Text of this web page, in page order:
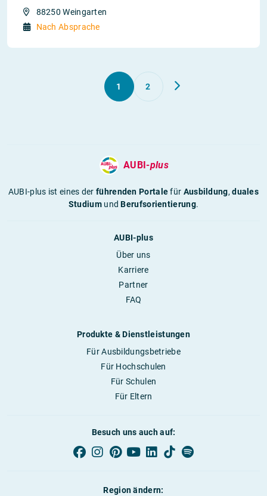
88250 Weingarten
Nach Absprache
1 2
AUBI-plus
AUBI-plus ist eines derführenden Portalefür Ausbildung,duales
StudiumundBerufsorientierung.
AUBI-plus
Über uns
Karriere
Partner
FAQ
Produkte & Dienstleistungen
Für Ausbildungsbetriebe
Für Hochschulen
Für Schulen
Für Eltern
Besuch uns auch auf:
Region ändern: